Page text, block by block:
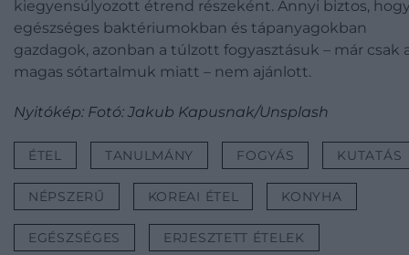
kiegyensúlyozott étrend részeként. Annyi biztos,
egészséges baktériumokban és tápanyagokban
gazdagok, azonban a túlzott fogyasztásuk – már csak
magas sótartalmuk miatt – nem ajánlott.
Nyitókép: Fotó: Jakub Kapusnak/Unsplash
ÉTEL TANULMÁNY FOGYÁS KUTATÁS
NÉPSZERŰ KOREAI ÉTEL KONYHA
EGÉSZSÉGES ERJESZTETT ÉTELEK